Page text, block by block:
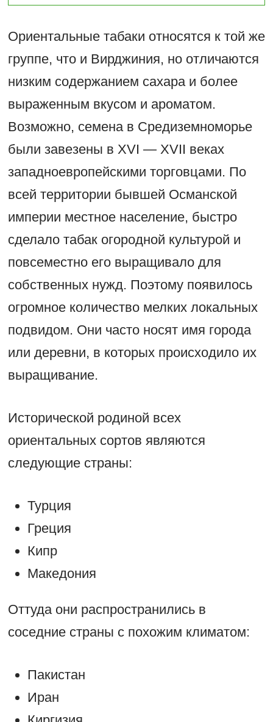
Ориентальные табаки относятся к той же
группе, что и Вирджиния, но отличаются
низким содержанием сахара и более
выраженным вкусом и ароматом.
Возможно, семена в Средиземноморье
были завезены в XVI — XVII веках
западноевропейскими торговцами. По
всей территории бывшей Османской
империи местное население, быстро
сделало табак огородной культурой и
повсеместно его выращивало для
собственных нужд. Поэтому появилось
огромное количество мелких локальных
подвидом. Они часто носят имя города
или деревни, в которых происходило их
выращивание.
Исторической родиной всех
ориентальных сортов являются
следующие страны:
Турция
Греция
Кипр
Македония
Оттуда они распространились в
соседние страны с похожим климатом:
Пакистан
Иран